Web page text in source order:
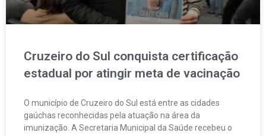
Cruzeiro do Sul conquista certificação
estadual por atingir meta de vacinação
O município de Cruzeiro do Sul está entre as cidades
gaúchas reconhecidas pela atuação na área da
imunização. A Secretaria Municipal da Saúde recebeu o